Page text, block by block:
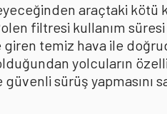
araçtaki
filtresi kullanım
temiz hava ile
yolcuların
sürüş yapmasını